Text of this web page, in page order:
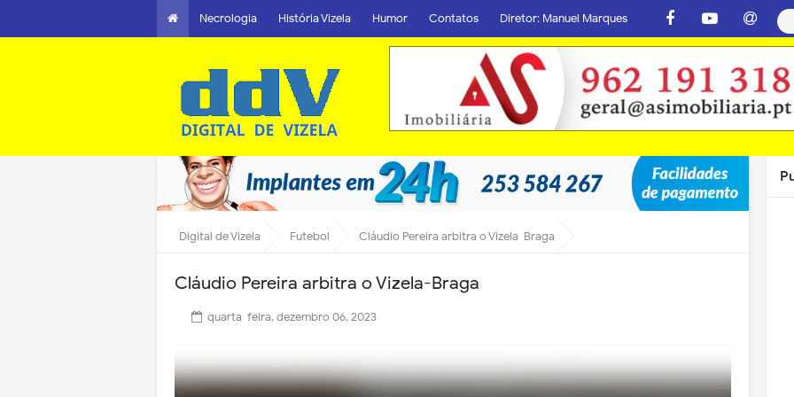
Necrologia História Vizela Humor Contatos Diretor: Manuel Marques
Digital de Vizela Futebol Cláudio Pereira arbitra o Vizela-Braga
Cláudio Pereira arbitra o Vizela-Braga
quarta-feira, dezembro 06, 2023